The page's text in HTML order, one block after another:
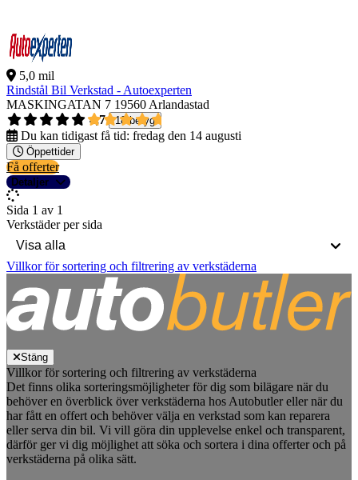
5,0 mil
Rindstål Bil Verkstad - Autoexperten
MASKINGATAN 7 19560 Arlandastad
4,7
18 betyg
Du kan tidigast få tid: fredag den 14 augusti
Öppettider
Få offerter
Detaljer
Sida 1 av 1
Verkstäder per sida
Villkor för sortering och filtrering av verkstäderna
Stäng
Villkor för sortering och filtrering av verkstäderna
Det finns olika sorteringsmöjligheter för dig som bilägare när du
behöver en överblick över verkstäderna hos Autobutler eller när du
har fått en offert och behöver välja en verkstad som kan reparera
eller serva din bil. Vi vill göra din upplevelse enkel och transparent,
därför ger vi dig möjlighet att söka och sortera i dina offerter och på
verkstäderna på olika sätt.